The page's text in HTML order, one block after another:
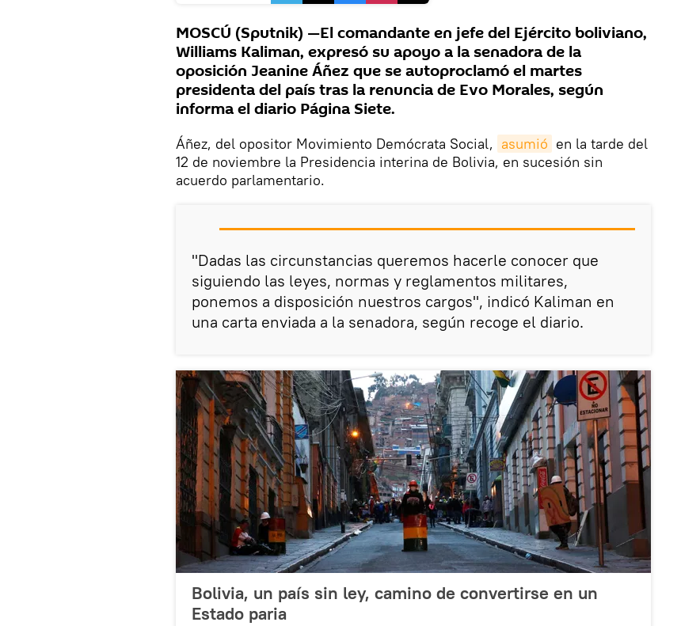
MOSCÚ (Sputnik) —El comandante en jefe del Ejército boliviano,
Williams Kaliman, expresó su apoyo a la senadora de la
oposición Jeanine Áñez que se autoproclamó el martes
presidenta del país tras la renuncia de Evo Morales, según
informa el diario Página Siete.
Áñez, del opositor Movimiento Demócrata Social, asumió en la tarde del
12 de noviembre la Presidencia interina de Bolivia, en sucesión sin
acuerdo parlamentario.
"Dadas las circunstancias queremos hacerle conocer que
siguiendo las leyes, normas y reglamentos militares,
ponemos a disposición nuestros cargos", indicó Kaliman en
una carta enviada a la senadora, según recoge el diario.
Bolivia, un país sin ley, camino de convertirse en un
Estado paria